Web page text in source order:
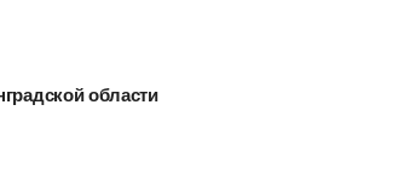
области